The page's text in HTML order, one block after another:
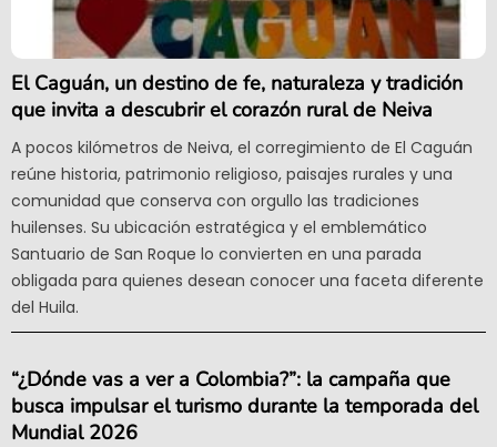
El Caguán, un destino de fe, naturaleza y tradición
que invita a descubrir el corazón rural de Neiva
A pocos kilómetros de Neiva, el corregimiento de El Caguán
reúne historia, patrimonio religioso, paisajes rurales y una
comunidad que conserva con orgullo las tradiciones
huilenses. Su ubicación estratégica y el emblemático
Santuario de San Roque lo convierten en una parada
obligada para quienes desean conocer una faceta diferente
del Huila.
“¿Dónde vas a ver a Colombia?”: la campaña que
busca impulsar el turismo durante la temporada del
Mundial 2026